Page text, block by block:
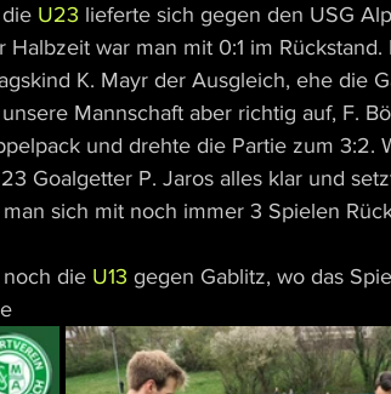
U23 lieferte sich gegen den USG
war man mit 0:1 im Rückstand.
K. Mayr der Ausgleich, ehe die
Mannschaft aber richtig auf, F.
und drehte die Partie zum 3:2.
Goalgetter P. Jaros alles klar und
sich mit noch immer 3 Spielen
die U13 gegen Gablitz, wo das